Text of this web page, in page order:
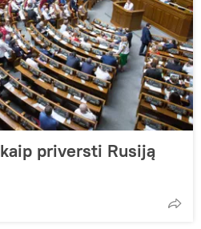
priversti Rusiją